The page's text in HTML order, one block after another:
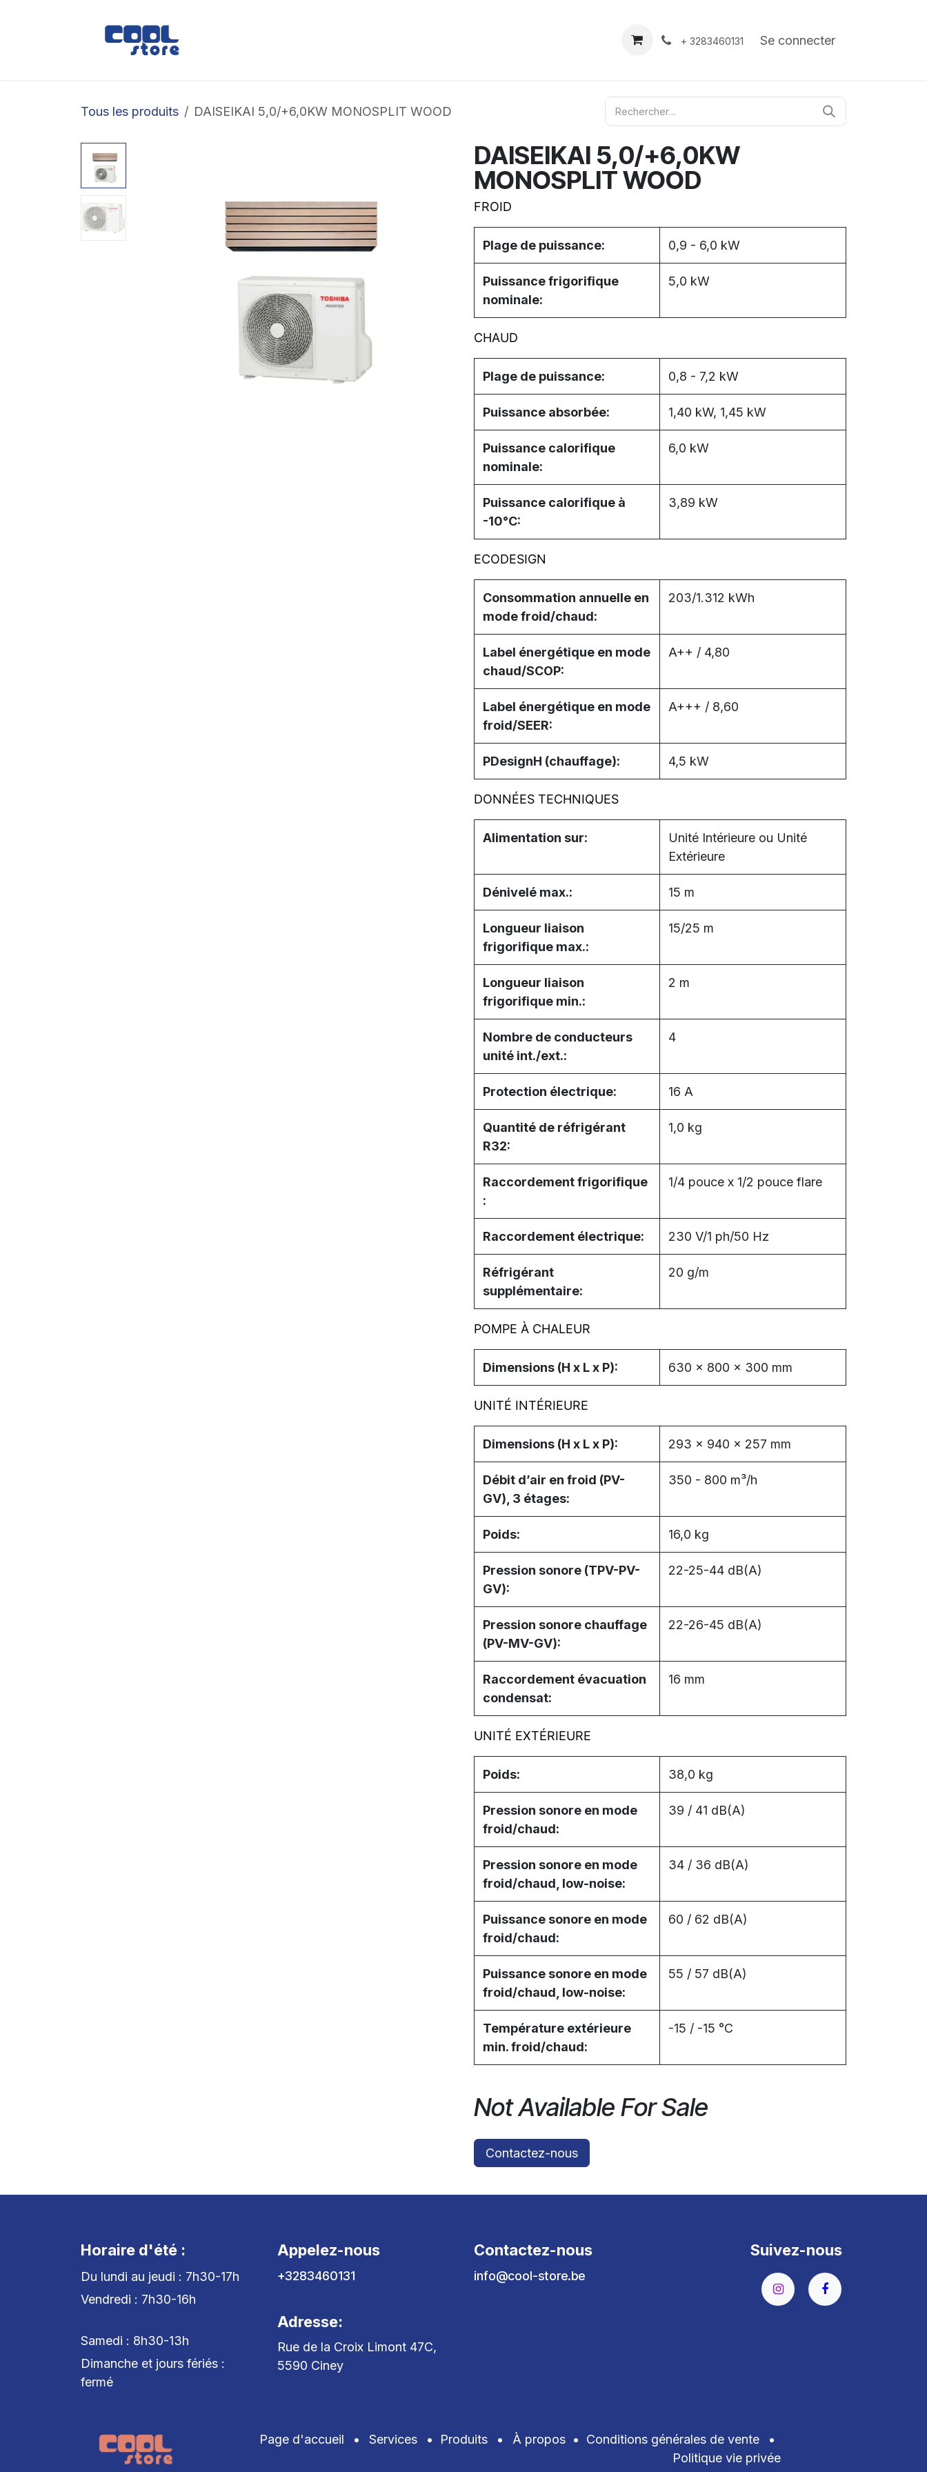
À propos Contact
+ 3283460131 Se connecter
Tous les produits DAISEIKAI 5,0/+6,0KW MONOSPLIT WOOD
DAISEIKAI 5,0/+6,0KW
MONOSPLIT WOOD
FROID
Plage de puissance: 0,9 - 6,0 kW
Puissance frigorifique
nominale:
5,0 kW
CHAUD
Plage de puissance: 0,8 - 7,2 kW
Puissance absorbée: 1,40 kW, 1,45 kW
Puissance calorifique
nominale:
6,0 kW
Puissance calorifique à
-10°C:
3,89 kW
ECODESIGN
Consommation annuelle en
mode froid/chaud:
203/1.312 kWh
Label énergétique en mode
chaud/SCOP:
A++ / 4,80
Label énergétique en mode
froid/SEER:
A+++ / 8,60
PDesignH (chauffage): 4,5 kW
DONNÉES TECHNIQUES
Alimentation sur:
Unité Intérieure ou Unité
Extérieure
Dénivelé max.: 15 m
Longueur liaison
frigorifique max.:
15/25 m
Longueur liaison
frigorifique min.:
2 m
Nombre de conducteurs
unité int./ext.:
4
Protection électrique: 16 A
Quantité de réfrigérant
R32:
1,0 kg
Raccordement frigorifique
:
1/4 pouce x 1/2 pouce flare
Raccordement électrique: 230 V/1 ph/50 Hz
Réfrigérant
supplémentaire:
20 g/m
POMPE À CHALEUR
Dimensions (H x L x P): 630 x 800 x 300 mm
UNITÉ INTÉRIEURE
Dimensions (H x L x P): 293 x 940 x 257 mm
Débit d’air en froid (PV-
GV), 3 étages:
350 - 800 m³/h
Poids: 16,0 kg
Pression sonore (TPV-PV-
GV):
22-25-44 dB(A)
Pression sonore chauffage
(PV-MV-GV):
22-26-45 dB(A)
Raccordement évacuation
condensat:
16 mm
UNITÉ EXTÉRIEURE
Poids: 38,0 kg
Pression sonore en mode
froid/chaud:
39 / 41 dB(A)
Pression sonore en mode
froid/chaud, low-noise:
34 / 36 dB(A)
Puissance sonore en mode
froid/chaud:
60 / 62 dB(A)
Puissance sonore en mode
froid/chaud, low-noise:
55 / 57 dB(A)
Température extérieure
min. froid/chaud:
-15 / -15 °C
Not Available For Sale
Contactez-nous
Horaire d'été :
Du lundi au jeudi : 7h30-17h
Vendredi : 7h30-16h
Samedi : 8h30-13h
Dimanche et jours fériés :
fermé
Appelez-nous
+3283460131
Adresse:
Rue de la Croix Limont 47C,
5590 Ciney
Contactez-nous
info@cool-store.be
Suivez-nous
Page d'accueil • Services • Produits • À propos • Conditions générales de vente
•
Politique vie privée